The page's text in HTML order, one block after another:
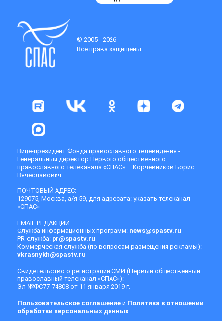
© 2005 - 2026
Все права защищены
Вице-президент Фонда православного телевидения -
Генеральный директор Первого общественного
православного телеканала «СПАС» – Корчевников Борис
Вячеславович
ПОЧТОВЫЙ АДРЕС:
129075, Москва, а/я 59, для адресата: указать телеканал
«СПАС»
EMAIL РЕДАКЦИИ:
Служба информационных программ: news@spastv.ru
PR-служба: pr@spastv.ru
Коммерческая служба (по вопросам размещения рекламы):
vkrasnykh@spastv.ru
Свидетельство о регистрации СМИ (Первый общественный
православный телеканал «СПАС»):
Эл №ФС77-74808 от 11 января 2019 г.
Пользовательское соглашение и Политика в отношении
обработки персональных данных